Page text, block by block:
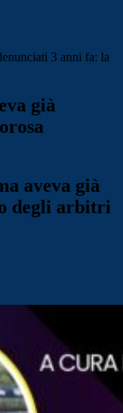
3 anni fa: la
già
aveva già
degli arbitri